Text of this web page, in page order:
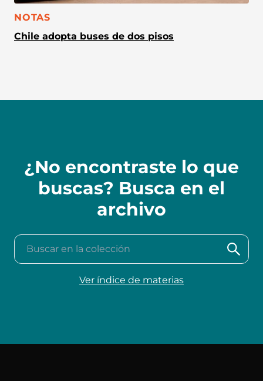
CATEGORÍA:
NOTAS
Chile adopta buses de dos pisos
¿No encontraste lo que
buscas? Busca en el
archivo
Buscar en la colección
Ver índice de materias